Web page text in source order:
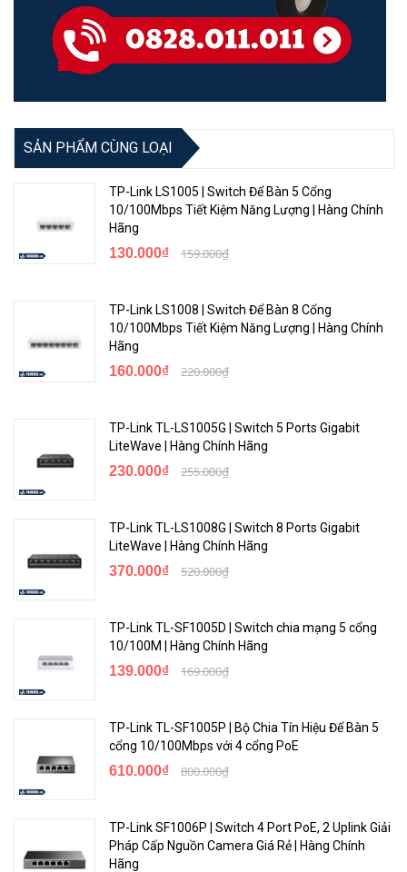
SẢN PHẨM CÙNG LOẠI
TP-Link LS1005 | Switch Để Bàn 5 Cổng
10/100Mbps Tiết Kiệm Năng Lượng | Hàng Chính
Hãng
130.000₫ 159.000₫
TP-Link LS1008 | Switch Để Bàn 8 Cổng
10/100Mbps Tiết Kiệm Năng Lượng | Hàng Chính
Hãng
160.000₫ 220.000₫
TP-Link TL-LS1005G | Switch 5 Ports Gigabit
LiteWave | Hàng Chính Hãng
230.000₫ 255.000₫
TP-Link TL-LS1008G | Switch 8 Ports Gigabit
LiteWave | Hàng Chính Hãng
370.000₫ 520.000₫
TP-Link TL-SF1005D | Switch chia mạng 5 cổng
10/100M | Hàng Chính Hãng
139.000₫ 169.000₫
TP-Link TL-SF1005P | Bộ Chia Tín Hiệu Để Bàn 5
cổng 10/100Mbps với 4 cổng PoE
610.000₫ 800.000₫
TP-Link SF1006P | Switch 4 Port PoE, 2 Uplink Giải
Pháp Cấp Nguồn Camera Giá Rẻ | Hàng Chính
Hãng